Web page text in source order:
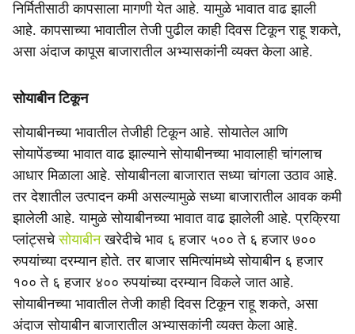
निर्मितीसाठी कापसाला मागणी येत आहे. यामुळे भावात वाढ झाली
आहे. कापसाच्या भावातील तेजी पुढील काही दिवस टिकून राहू शकते,
असा अंदाज कापूस बाजारातील अभ्यासकांनी व्यक्त केला आहे.
सोयाबीन टिकून
सोयाबीनच्या भावातील तेजीही टिकून आहे. सोयातेल आणि
सोयापेंडच्या भावात वाढ झाल्याने सोयाबीनच्या भावालाही चांगलाच
आधार मिळाला आहे. सोयाबीनला बाजारात सध्या चांगला उठाव आहे.
तर देशातील उत्पादन कमी असल्यामुळे सध्या बाजारातील आवक कमी
झालेली आहे. यामुळे सोयाबीनच्या भावात वाढ झालेली आहे. प्रक्रिया
प्लांट्सचेसोयाबीनखरेदीचे भाव ६ हजार ५०० ते ६ हजार ७००
रुपयांच्या दरम्यान होते. तर बाजार समित्यांमध्ये सोयाबीन ६ हजार
१०० ते ६ हजार ४०० रुपयांच्या दरम्यान विकले जात आहे.
सोयाबीनच्या भावातील तेजी काही दिवस टिकून राहू शकते, असा
अंदाज सोयाबीन बाजारातील अभ्यासकांनी व्यक्त केला आहे.